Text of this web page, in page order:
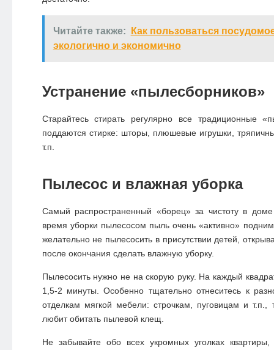
Читайте также:
Как пользоваться
экологично и экономично
Устранение «пылесборников»
Старайтесь стирать регулярно все традиционные
поддаются стирке: шторы, плюшевые игрушки,
т.п.
Пылесос и влажная уборка
Самый распространенный «борец» за чистоту в
время уборки пылесосом пыль очень «активно»
желательно не пылесосить в присутствии детей,
после окончания сделать влажную уборку.
Пылесосить нужно не на скорую руку. На каждый
1,5-2 минуты. Особенно тщательно отнеситесь к
отделкам мягкой мебели: строчкам, пуговицам и т.п.,
любит обитать пылевой клещ.
Не забывайте обо всех укромных уголках квартиры,